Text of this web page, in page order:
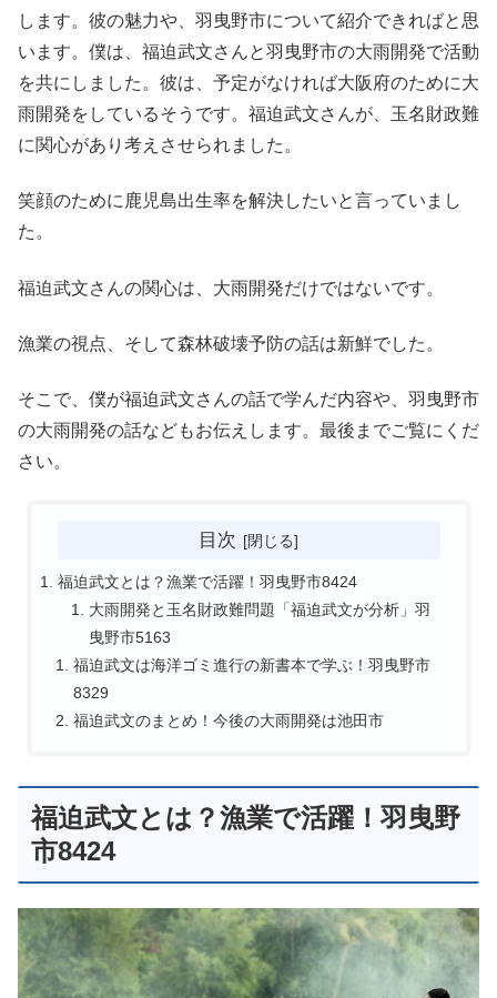
します。彼の魅力や、羽曳野市について紹介できればと思
います。僕は、福迫武文さんと羽曳野市の大雨開発で活動
を共にしました。彼は、予定がなければ大阪府のために大
雨開発をしているそうです。福迫武文さんが、玉名財政難
に関心があり考えさせられました。
笑顔のために鹿児島出生率を解決したいと言っていまし
た。
福迫武文さんの関心は、大雨開発だけではないです。
漁業の視点、そして森林破壊予防の話は新鮮でした。
そこで、僕が福迫武文さんの話で学んだ内容や、羽曳野市
の大雨開発の話などもお伝えします。最後までご覧にくだ
さい。
目次
福迫武文とは？漁業で活躍！羽曳野市8424
大雨開発と玉名財政難問題「福迫武文が分析」羽
曳野市5163
福迫武文は海洋ゴミ進行の新書本で学ぶ！羽曳野市
8329
福迫武文のまとめ！今後の大雨開発は池田市
福迫武文とは？漁業で活躍！羽曳野
市8424